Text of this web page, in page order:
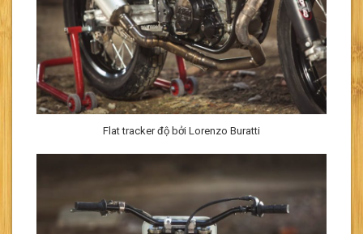
Flat tracker độ bởi Lorenzo Buratti